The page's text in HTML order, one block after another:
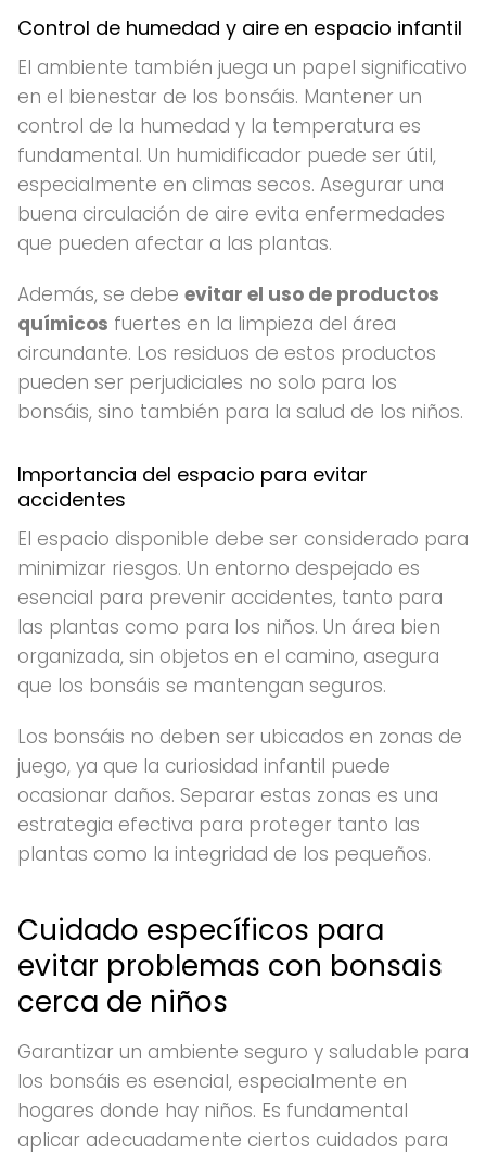
Control de humedad y aire en espacio infantil
El ambiente también juega un papel significativo
en el bienestar de los bonsáis. Mantener un
control de la humedad y la temperatura es
fundamental. Un humidificador puede ser útil,
especialmente en climas secos. Asegurar una
buena circulación de aire evita enfermedades
que pueden afectar a las plantas.
Además, se debe evitar el uso de productos
químicos fuertes en la limpieza del área
circundante. Los residuos de estos productos
pueden ser perjudiciales no solo para los
bonsáis, sino también para la salud de los niños.
Importancia del espacio para evitar
accidentes
El espacio disponible debe ser considerado para
minimizar riesgos. Un entorno despejado es
esencial para prevenir accidentes, tanto para
las plantas como para los niños. Un área bien
organizada, sin objetos en el camino, asegura
que los bonsáis se mantengan seguros.
Los bonsáis no deben ser ubicados en zonas de
juego, ya que la curiosidad infantil puede
ocasionar daños. Separar estas zonas es una
estrategia efectiva para proteger tanto las
plantas como la integridad de los pequeños.
Cuidado específicos para
evitar problemas con bonsais
cerca de niños
Garantizar un ambiente seguro y saludable para
los bonsáis es esencial, especialmente en
hogares donde hay niños. Es fundamental
aplicar adecuadamente ciertos cuidados para